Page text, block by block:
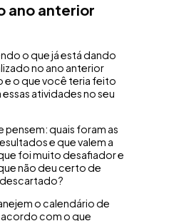
ano anterior
o que já está dando
no ano anterior
e o que você teria feito
atividades no seu
pensem: quais foram as
e que valem a
foi muito desafiador e
não deu certo de
descartado?
o calendário de
com o que